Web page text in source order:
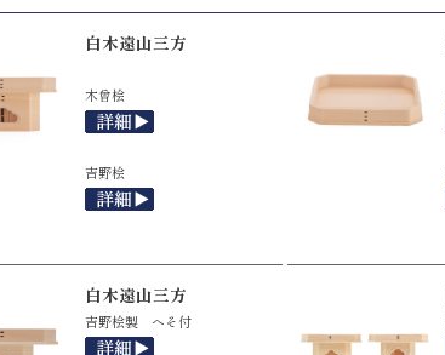
白木遠山三方
木曾桧
吉野桧
白木遠山三方
吉野桧製 へそ付